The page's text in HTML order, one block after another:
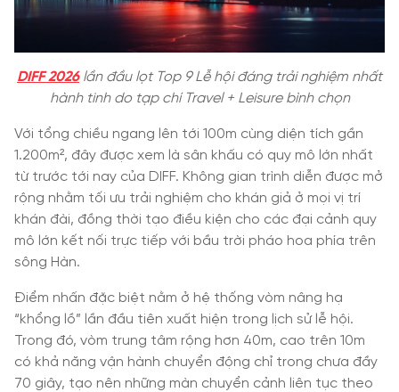
DIFF 2026lần đầu lọt Top 9 Lễ hội đáng trải nghiệm nhất
hành tinh do tạp chí Travel + Leisure bình chọn
Với tổng chiều ngang lên tới 100m cùng diện tích gần
1.200m², đây được xem là sân khấu có quy mô lớn nhất
từ trước tới nay của DIFF. Không gian trình diễn được mở
rộng nhằm tối ưu trải nghiệm cho khán giả ở mọi vị trí
khán đài, đồng thời tạo điều kiện cho các đại cảnh quy
mô lớn kết nối trực tiếp với bầu trời pháo hoa phía trên
sông Hàn.
Điểm nhấn đặc biệt nằm ở hệ thống vòm nâng hạ
“khổng lồ” lần đầu tiên xuất hiện trong lịch sử lễ hội.
Trong đó, vòm trung tâm rộng hơn 40m, cao trên 10m
có khả năng vận hành chuyển động chỉ trong chưa đầy
70 giây, tạo nên những màn chuyển cảnh liên tục theo